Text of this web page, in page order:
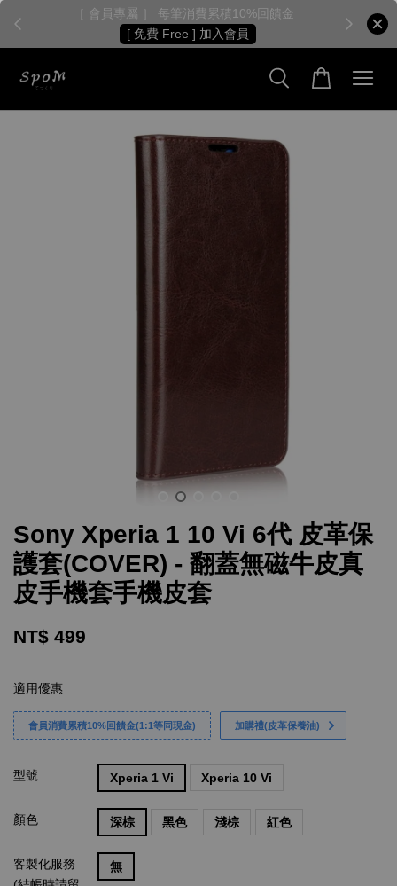
［ 會員專屬 ］ 每筆消費累積10%回饋金
[ 免費 Free ] 加入會員
Sony Xperia 1 10 Vi 6代 皮革保
護套(COVER) - 翻蓋無磁牛皮真
皮手機套手機皮套
NT$ 499
適用優惠
會員消費累積10%回饋金(1:1等同現金) 加購禮(皮革保養油)
型號 Xperia 1 Vi Xperia 10 Vi
顏色 深棕 黑色 淺棕 紅色
客製化服務
無